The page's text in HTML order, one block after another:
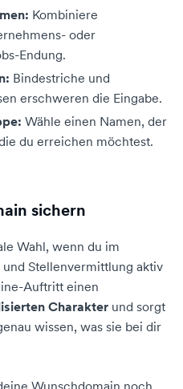
Kombiniere
oder
Endung.
Bindestriche und
erschweren die Eingabe.
Wähle einen Namen, der
du erreichen möchtest.
sichern
Wahl, wenn du im
Stellenvermittlung aktiv
Auftritt einen
Charakter und sorgt
wissen, was sie bei dir
Wunschdomain noch